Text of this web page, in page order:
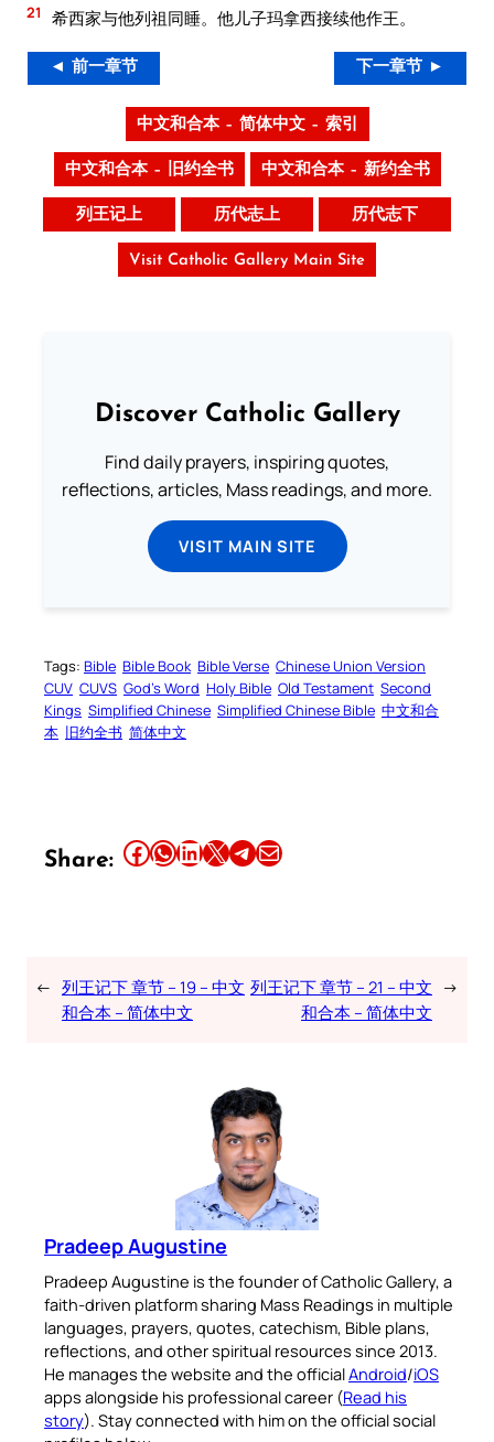
21 希西家与他列祖同睡。他儿子玛拿西接续他作王。
◄ 前一章节 下一章节 ►
中文和合本 – 简体中文 – 索引
中文和合本 – 旧约全书 中文和合本 – 新约全书
列王记上 历代志上 历代志下
Visit Catholic Gallery Main Site
Discover Catholic Gallery
Find daily prayers, inspiring quotes,
reflections, articles, Mass readings, and more.
VISIT MAIN SITE
Tags: Bible Bible Book Bible Verse Chinese Union Version
CUV CUVS God’s Word Holy Bible Old Testament Second
Kings Simplified Chinese Simplified Chinese Bible 中文和合
本 旧约全书 简体中文
Share: Share this article on Facebook Share this article on WhatsApp Share this article on LinkedIn Share this article on X Share this article on TelegramEmail this Article
← 列王记下 章节 – 19 – 中文
和合本 – 简体中文
列王记下 章节 – 21 – 中文
和合本 – 简体中文
→
Pradeep Augustine
Pradeep Augustine is the founder of Catholic Gallery, a
faith-driven platform sharing Mass Readings in multiple
languages, prayers, quotes, catechism, Bible plans,
reflections, and other spiritual resources since 2013.
He manages the website and the officialAndroid/iOS
apps alongside his professional career (Read his
story). Stay connected with him on the official social